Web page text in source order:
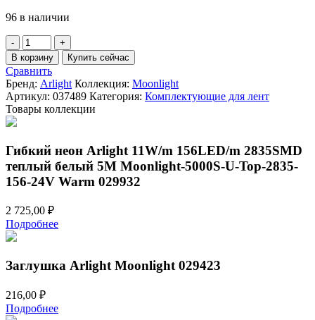
744,00 ₽.
96 в наличии
Количество
товара
Крепление
Arlight
Moonlight-
HR-
Side-
037489
В корзину Купить сейчас
Сравнить
Бренд: Arlight Коллекция: Moonlight
Артикул: 037489 Категория: Комплектующие для лент
Товары коллекции
Гибкий неон Arlight 11W/m 156LED/m 2835SMD
теплый белый 5M Moonlight-5000S-U-Top-2835-
156-24V Warm 029932
2 725,00 ₽
Подробнее
Заглушка Arlight Moonlight 029423
216,00 ₽
Подробнее